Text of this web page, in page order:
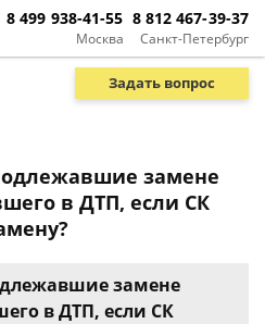
Москва
8 499 938-41-55
Санкт-Петербург
8 812 467-39-37
Задать вопрос
замене
в ДТП, если СК
замене
в ДТП, если СК